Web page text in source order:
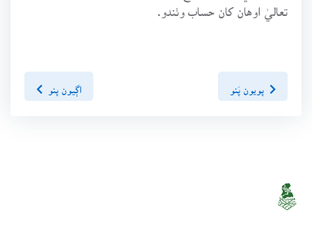
تعاليٰ اوهان کان حساب وٺندو.
پويون پَنو اڳيون پنو